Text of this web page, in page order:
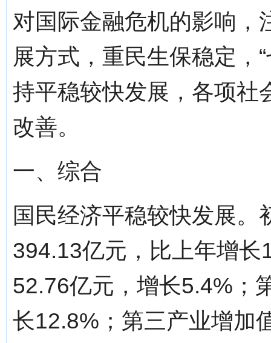
对国际金融危机的影响，
展方式，重民生保稳定，
持平稳较快发展，各项社
改善。
一、综合
国民经济平稳较快发展
394.13亿元，比上年增
52.76亿元，增长5.4%；
长12.8%；第三产业增加